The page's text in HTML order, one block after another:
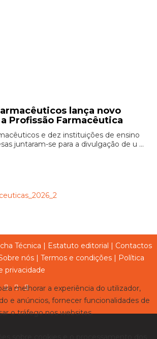
lança novo
Profissão Farmacêutica
e dez instituições de ensino
juntaram-se para a divulgação de u ...
Técnica | Estatuto editorial | Contactos
nós | Termos e condições | Política
privacidade
melhorar a experiência do utilizador,
e anúncios, fornecer funcionalidades de
o tráfego nos websites.